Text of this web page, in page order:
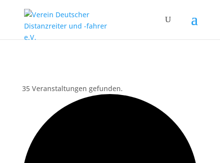
35 Veranstaltungen gefunden.